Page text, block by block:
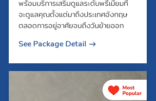
พร้อมบริการเสริมดูแลระดับพรีเมียมที่
จะดูแลคุณตั้งแต่มาถึงประเทศอังกฤษ
ตลอดการอยู่อาศัยจนถึงวันย้ายออก
See Package Detail